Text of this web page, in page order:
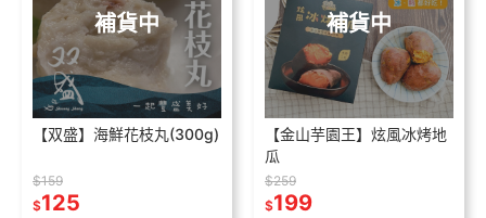
補貨中
【双盛】海鮮花枝丸(300g)
$159
$125
補貨中
【金山芋園王】炫風冰烤地
瓜
$259
$199